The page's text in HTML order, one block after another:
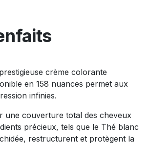
crème colorante
en 158 nuances permet aux
infinies.
une couverture total des cheveux
précieux, tels que le Thé blanc
restructurent et protègent la